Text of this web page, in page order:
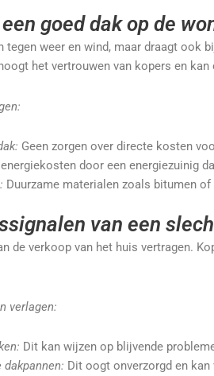
goed dak op de
tegen weer en wind, maar draagt ook
het vertrouwen van kopers en kan
Geen zorgen over directe kosten
door een energiezuinig
Duurzame materialen zoals bitumen
van een
de verkoop van het huis vertragen.
verlagen:
Dit kan wijzen op blijvende
Dit oogt onverzorgd en